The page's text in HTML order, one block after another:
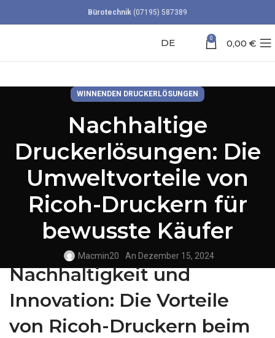
Bürotechnik (07195) 587389
DE 0 0,00 €
WINNENDEN DRUCKERLÖSUNGEN
Nachhaltige
Druckerlösungen: Die
Umweltvorteile von
Ricoh-Druckern für
bewusste Käufer
Macmin20 An Dezember 15, 2024
Nachhaltigkeit und
Innovation: Die Vorteile
von Ricoh-Druckern beim